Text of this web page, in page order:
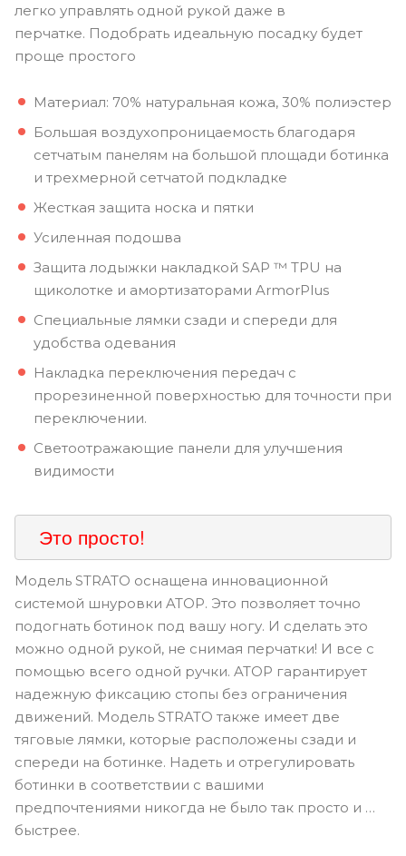
легко управлять одной рукой даже в
перчатке. Подобрать идеальную посадку будет
проще простого
Материал: 70% натуральная кожа, 30% полиэстер
Большая воздухопроницаемость благодаря
сетчатым панелям на большой площади ботинка
и трехмерной сетчатой подкладке
Жесткая защита носка и пятки
Усиленная подошва
Защита лодыжки накладкой SAP ™ TPU на
щиколотке и амортизаторами ArmorPlus
Специальные лямки сзади и спереди для
удобства одевания
Накладка переключения передач с
прорезиненной поверхностью для точности при
переключении.
Светоотражающие панели для улучшения
видимости
Это просто!
Модель STRATO оснащена инновационной
системой шнуровки ATOP. Это позволяет точно
подогнать ботинок под вашу ногу. И сделать это
можно одной рукой, не снимая перчатки! И все с
помощью всего одной ручки. ATOP гарантирует
надежную фиксацию стопы без ограничения
движений. Модель STRATO также имеет две
тяговые лямки, которые расположены сзади и
спереди на ботинке. Надеть и отрегулировать
ботинки в соответствии с вашими
предпочтениями никогда не было так просто и …
быстрее.